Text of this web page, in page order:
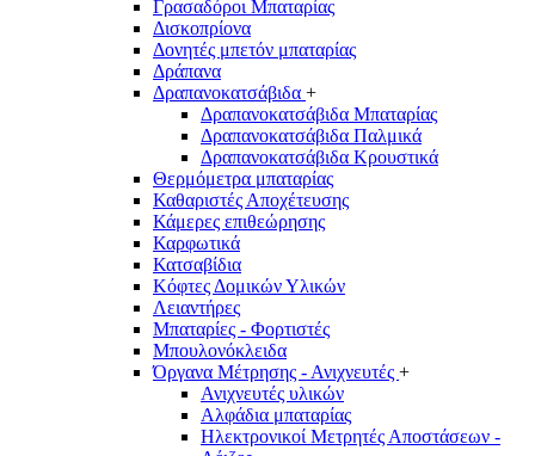
Γρασαδόροι Μπαταρίας
Δισκοπρίονα
Δονητές μπετόν μπαταρίας
Δράπανα
Δραπανοκατσάβιδα +
Δραπανοκατσάβιδα Μπαταρίας
Δραπανοκατσάβιδα Παλμικά
Δραπανοκατσάβιδα Κρουστικά
Θερμόμετρα μπαταρίας
Καθαριστές Αποχέτευσης
Κάμερες επιθεώρησης
Καρφωτικά
Κατσαβίδια
Κόφτες Δομικών Υλικών
Λειαντήρες
Μπαταρίες - Φορτιστές
Μπουλονόκλειδα
Όργανα Μέτρησης - Ανιχνευτές +
Ανιχνευτές υλικών
Αλφάδια μπαταρίας
Ηλεκτρονικοί Μετρητές Αποστάσεων -